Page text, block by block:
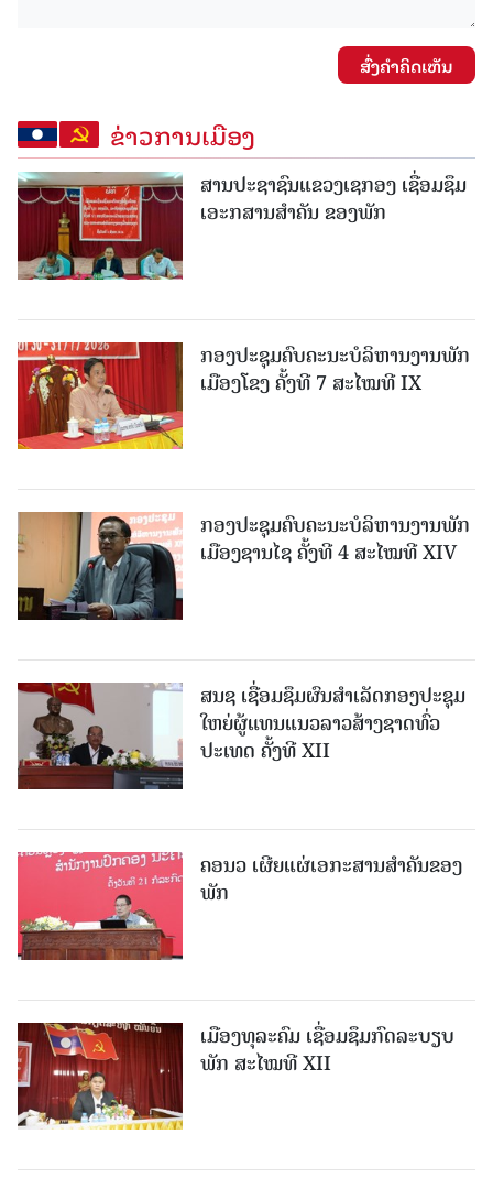
ສົ່ງຄໍາຄິດເຫັນ
ຂ່າວການເມືອງ
ສານປະຊາຊົນແຂວງເຊກອງ ເຊື່ອມຊຶມ
ເອະກສານສໍາຄັນ ຂອງພັກ
ກອງປະຊຸມຄົບຄະນະບໍລິຫານງານພັກ
ເມືອງໂຂງ ຄັ້ງທີ 7 ສະໄໝທີ IX
ກອງປະຊຸມຄົບຄະນະບໍລິຫານງານພັກ
ເມືອງຊານ​ໄຊ ຄັ້ງທີ 4 ສະໄໝທີ XIV
ສນຊ ເຊື່ອມຊຶມຜົນສໍາເລັດກອງປະຊຸມ
ໃຫຍ່ຜູ້ແທນແນວລາວສ້າງຊາດທົ່ວ
ປະເທດ ຄັ້ງທີ XII
ຄອນວ ເຜີຍແຜ່ເອກະສານສໍາຄັນຂອງ
ພັກ
ເມືອງທຸລະຄົມ ເຊື່ອມຊຶມກົດລະບຽບ
ພັກ ສະໄໝທີ XII